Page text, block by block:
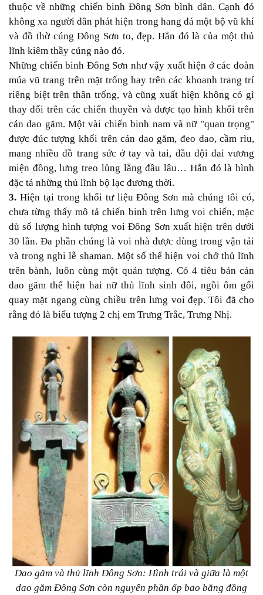
thuộc về những chiến binh Đông Sơn bình dân. Cạnh đó
không xa người dân phát hiện trong hang đá một bộ vũ khí
và đồ thờ cúng Đông Sơn to, đẹp. Hẳn đó là của một thủ
lĩnh kiêm thầy cúng nào đó.
Những chiến binh Đông Sơn như vậy xuất hiện ở các đoàn
múa vũ trang trên mặt trống hay trên các khoanh trang trí
riêng biệt trên thân trống, và cũng xuất hiện không có gì
thay đổi trên các chiến thuyền và được tạo hình khối trên
cán dao găm. Một vài chiến binh nam và nữ "quan trọng"
được đúc tượng khối trên cán dao găm, đeo dao, cầm rìu,
mang nhiều đồ trang sức ở tay và tai, đầu đội đai vương
miện đồng, lưng treo lủng lẳng đầu lâu… Hẳn đó là hình
đặc tả những thủ lĩnh bộ lạc đương thời.
3. Hiện tại trong khối tư liệu Đông Sơn mà chúng tôi có,
chưa từng thấy mô tả chiến binh trên lưng voi chiến, mặc
dù số lượng hình tượng voi Đông Sơn xuất hiện trên dưới
30 lần. Đa phần chúng là voi nhà được dùng trong vận tải
và trong nghi lễ shaman. Một số thể hiện voi chở thủ lĩnh
trên bành, luôn cùng một quản tượng. Có 4 tiêu bản cán
dao găm thể hiện hai nữ thủ lĩnh sinh đôi, ngồi ôm gối
quay mặt ngang cùng chiều trên lưng voi đẹp. Tôi đã cho
rằng đó là biểu tượng 2 chị em Trưng Trắc, Trưng Nhị.
Dao găm và thủ lĩnh Đông Sơn: Hình trái và giữa là một
dao găm Đông Sơn còn nguyên phần ốp bao bằng đồng